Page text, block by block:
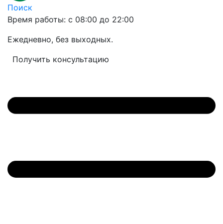
Поиск
Время работы: с 08:00 до 22:00
Ежедневно, без выходных.
Получить консультацию